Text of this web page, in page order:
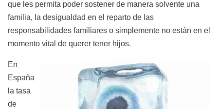
que les permita poder sostener de manera solvente una
familia, la desigualdad en el reparto de las
responsabilidades familiares o simplemente no están en el
momento vital de querer tener hijos.
En
España
la tasa
de